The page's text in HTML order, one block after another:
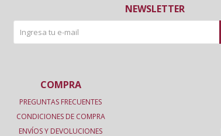
NEWSLETTER
COMPRA
PREGUNTAS FRECUENTES
CONDICIONES DE COMPRA
ENVÍOS Y DEVOLUCIONES